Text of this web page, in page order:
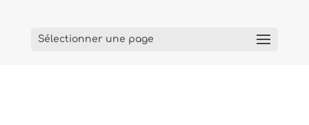
Sélectionner une page